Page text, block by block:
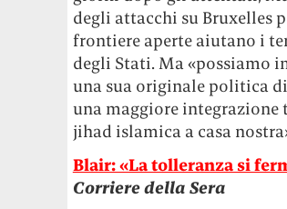
degli attacchi su Bruxelles
frontiere aperte aiutano i
degli Stati. Ma «possiamo
una sua originale politica
una maggiore integrazione
jihad islamica a casa
Blair: «La tolleranza si
Corriere della Sera